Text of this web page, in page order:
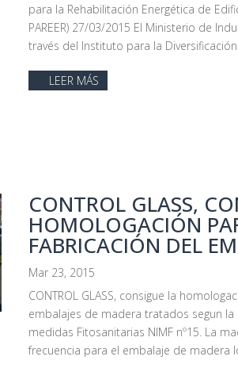
para la Rehabilitación Energética de
PAREER) 27/03/2015 El Ministerio de
través del Instituto para la Diversificación
LEER MÁS
CONTROL GLASS,
HOMOLOGACIÓN
FABRICACIÓN DEL
Mar 23, 2015
CONTROL GLASS, consigue la
embalajes de madera tratados segun
medidas Fitosanitarias NIMF nº15. La
frecuencia para el embalaje de madera